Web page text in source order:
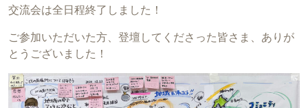
交流会は全日程終了しました！
ご参加いただいた方、登壇してくださった皆さま、ありが
とうございました！